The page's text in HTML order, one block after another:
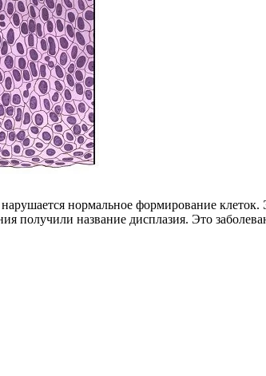
нормальное формирование
получили название дисплазия. Это